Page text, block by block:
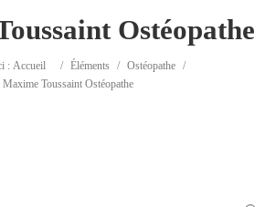
Ostéopathe
: Accueil / Éléments / Ostéopathe
/
Maxime Toussaint Ostéopathe